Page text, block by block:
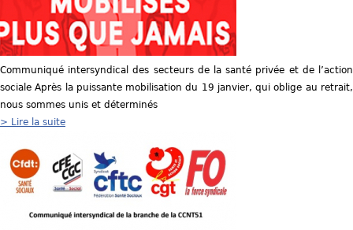
Communiqué intersyndical des secteurs de la santé privée et de l’action
sociale Après la puissante mobilisation du 19 janvier, qui oblige au retrait,
nous sommes unis et déterminés
> Lire la suite